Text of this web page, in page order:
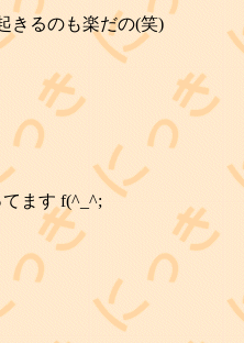
きるのも楽だの(笑)
ます f(^_^;